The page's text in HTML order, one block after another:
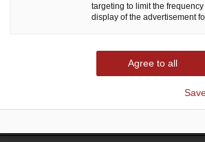
der Unterschied zwischen PwC
bei Strategy& zu arbeiten?
targeting to limit the
display of the advertisement
Agree to all